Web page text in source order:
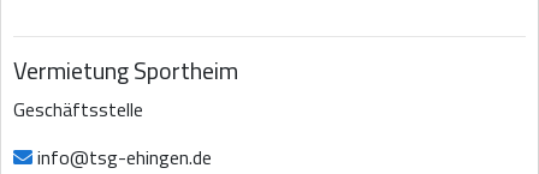
Vermietung Sportheim
Geschäftsstelle
info@tsg-ehingen.de